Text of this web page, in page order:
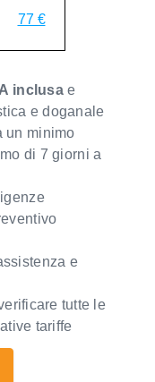
77 €
inclusa e
e doganale
un minimo
di 7 giorni a
e
tutte le
tariffe